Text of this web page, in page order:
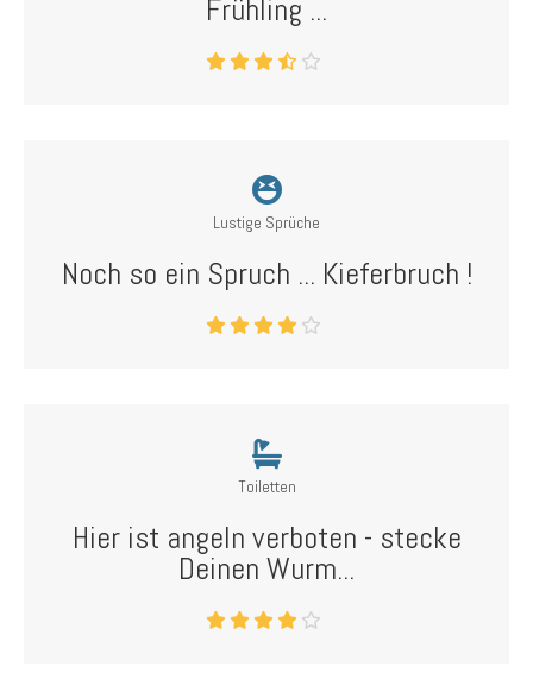
Frühling ...
Lustige Sprüche
Noch so ein Spruch ... Kieferbruch !
Toiletten
Hier ist angeln verboten - stecke
Deinen Wurm...